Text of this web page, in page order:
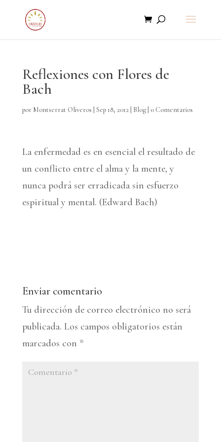
Reflexiones con Flores de
Bach
por Montserrat Oliveros Sep 18, 2012| Blog| 0 Comentarios
La enfermedad es en esencial el resultado de
un conflicto entre el alma y la mente, y
nunca podrá ser erradicada sin esfuerzo
espiritual y mental. (Edward Bach)
Enviar comentario
Tu dirección de correo electrónico no será
publicada. Los campos obligatorios están
marcados con *